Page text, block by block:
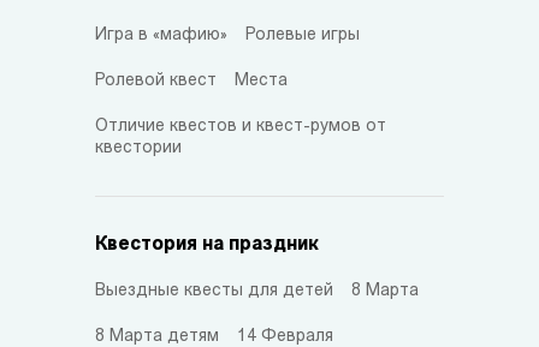
Игра в «мафию» Ролевые игры
Ролевой квест Места
Отличие квестов и квест-румов от
квестории
Квестория на праздник
Выездные квесты для детей 8 Марта
8 Марта детям 14 Февраля